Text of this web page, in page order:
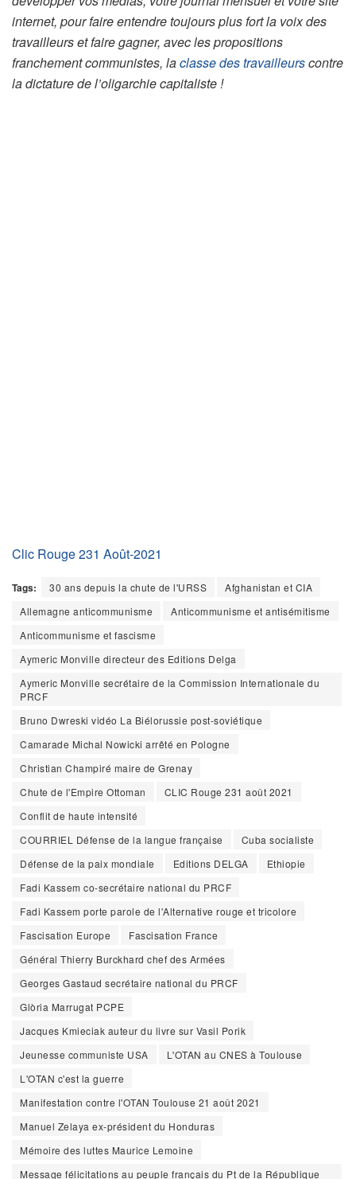
internet, pour faire entendre toujours plus fort la voix des
travailleurs et faire gagner, avec les propositions
franchement communistes, laclasse des travailleurscontre
la dictature de l’oligarchie capitaliste !
Clic Rouge 231 Août-2021
Tags: 30 ans depuis la chute de l'URSS
Afghanistan et CIA
Allemagne anticommunisme
Anticommunisme et antisémitisme
Anticommunisme et fascisme
Aymeric Monville directeur des Editions Delga
Aymeric Monville secrétaire de la Commission Internationale du
PRCF
Bruno Dwreski vidéo La Biélorussie post-soviétique
Camarade Michal Nowicki arrêté en Pologne
Christian Champiré maire de Grenay
Chute de l'Empire Ottoman
CLIC Rouge 231 août 2021
Conflit de haute intensité
COURRIEL Défense de la langue française
Cuba socialiste
Défense de la paix mondiale
Editions DELGA
Ethiopie
Fadi Kassem co-secrétaire national du PRCF
Fadi Kassem porte parole de l'Alternative rouge et tricolore
Fascisation Europe
Fascisation France
Général Thierry Burckhard chef des Armées
Georges Gastaud secrétaire national du PRCF
Glòria Marrugat PCPE
Jacques Kmieciak auteur du livre sur Vasil Porik
Jeunesse communiste USA
L'OTAN au CNES à Toulouse
L'OTAN c'est la guerre
Manifestation contre l'OTAN Toulouse 21 août 2021
Manuel Zelaya ex-président du Honduras
Mémoire des luttes Maurice Lemoine
Message félicitations au peuple français du Pt de la République